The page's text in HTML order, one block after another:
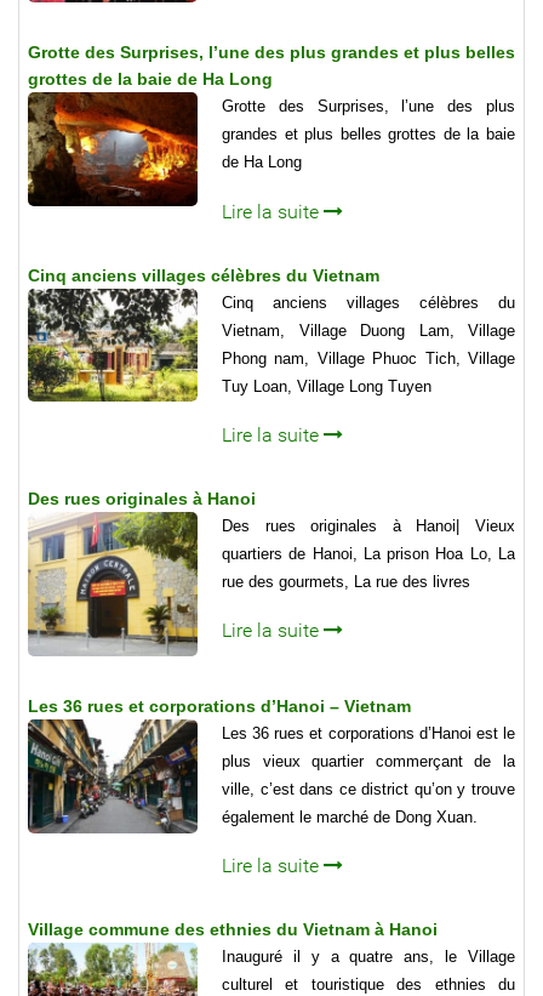
Grotte des Surprises, l’une des plus grandes et plus belles
grottes de la baie de Ha Long
Grotte des Surprises, l’une des plus
grandes et plus belles grottes de la baie
de Ha Long
Lire la suite
Cinq anciens villages célèbres du Vietnam
Cinq anciens villages célèbres du
Vietnam, Village Duong Lam, Village
Phong nam, Village Phuoc Tich, Village
Tuy Loan, Village Long Tuyen
Lire la suite
Des rues originales à Hanoi
Des rues originales à Hanoi| Vieux
quartiers de Hanoi, La prison Hoa Lo, La
rue des gourmets, La rue des livres
Lire la suite
Les 36 rues et corporations d’Hanoi – Vietnam
Les 36 rues et corporations d’Hanoi est le
plus vieux quartier commerçant de la
ville, c’est dans ce district qu’on y trouve
également le marché de Dong Xuan.
Lire la suite
Village commune des ethnies du Vietnam à Hanoi
Inauguré il y a quatre ans, le Village
culturel et touristique des ethnies du